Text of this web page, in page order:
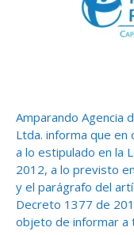
Amparando Agencia
Ltda. informa que en
a lo estipulado en la
2012, a lo previsto
y el parágrafo del
Decreto 1377 de
objeto de informar a